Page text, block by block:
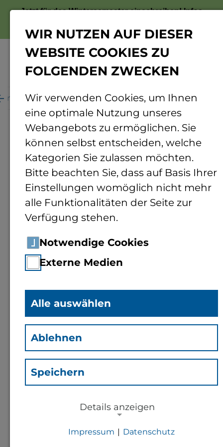
Jetzt für das Wintersemester einschreiben!Infos
Personenverzeichnis Personendetails
Juliane Oldach (Old)
Mitarbeiterin Fachbereich 1
WIR NUTZEN AUF DIESER
WEBSITE COOKIES ZU
FOLGENDEN ZWECKEN
Wir verwenden Cookies, um Ihnen
eine optimale Nutzung unseres
Webangebots zu ermöglichen. Sie
können selbst entscheiden, welche
Kategorien Sie zulassen möchten.
Bitte beachten Sie, dass auf Basis Ihrer
Einstellungen womöglich nicht mehr
alle Funktionalitäten der Seite zur
Verfügung stehen.
Notwendige Cookies
Externe Medien
Alle auswählen
Ablehnen
Speichern
Details anzeigen
Impressum | Datenschutz